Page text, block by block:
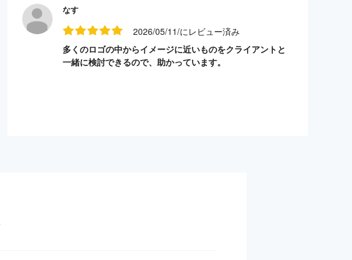
なす
2026/05/11/にレビュー済み
多くのロゴの中からイメージに近いものをクライアントと
一緒に検討できるので、助かっています。